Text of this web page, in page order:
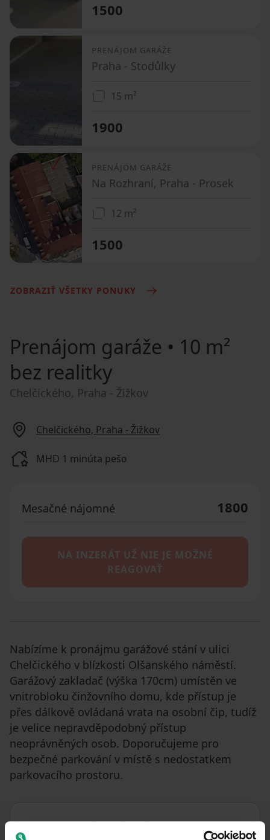
1500
PRENÁJOM GARÁŽE
Praha - Stodůlky
15 m²
1900
PRENÁJOM GARÁŽE
Na Rozhraní, Praha - Prosek
12 m²
1500
ZOBRAZIŤ VŠETKY PONUKY
Prenájom garáže • 10 m²
bez realitky
Chelčického, Praha - Žižkov
Chelčického, Praha - Žižkov
MHD 1 minúta pešo
Mesačné nájomné 1800
NA INZERÁT UŽ NIE JE MOŽNÉ
REAGOVAŤ
Nabízíme k pronájmu garážové stání v ulici
Chelčického v blízkosti Olšanského náměstí.
Garážový zakladač (výška 170cm) umístěn ve
vnitrobloku činžovního domu, kde přístup je
přes dálkově ovládaná vrata na osobní čip, tudíž
je velice nepravděpodobný přístup
neoprávněných osob. Doporučujeme pro
bezpečné parkování v místě s nedostatkem
parkovacího prostoru.
Parametre nehnuteľnosti